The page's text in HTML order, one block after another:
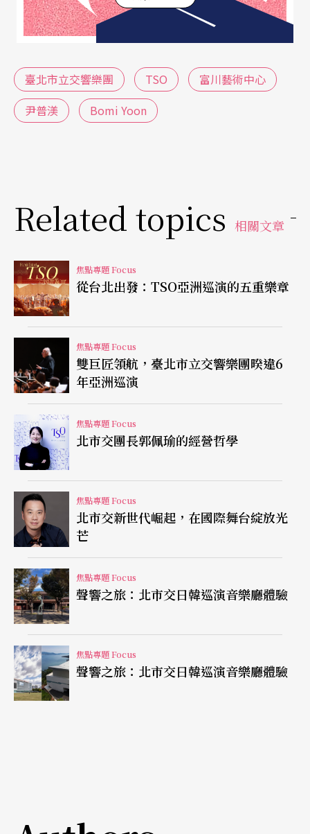
川多年文化耕耘的成果，提供常駐藝術團專屬空
間，也成為亞洲古典音樂交流的重要平台。
跨國合作的文化願景
富川藝術中心節目企劃部經理
彼此學習、共同成長。」TSO的巡演計畫與其理念
不謀而合，促成了這場具象徵意義的合作。
此次演出陣容更被藝術中心視為亞洲古典未來圖像
的縮影，因為由歐洲傳統象徵的殷巴爾執棒、代表
亞洲創新力量的TSO演奏，再加上韓國傳奇鋼琴家
白建宇的參與，構築出橫跨文化、世代與地域的藝
術對話。尹普渼認為：「這種組合不僅僅是一場單
純的音樂會，而是一場能夠展現亞洲藝術水準和深
度的標誌性演出。」
選擇馬勒第5號交響曲，對富川市而言別具意義。根
據尹普渼轉述，早在1990至2000年代，目前駐文化
中心的富川愛樂樂團（Bucheon Philharmonic Orc
hestra）便是韓國第一個完整演出馬勒系列的樂
團，此舉使得這座城市與馬勒的音樂產生了獨特連
結。因此，TSO的演出不僅喚起了市民的回憶，也
讓這座音樂廳的聲學潛力在激情與細膩間被完全展
現。
亞洲文化新連線
未來，富川音樂廳希望以此次合作為起點，推動更
臺北市立交響樂團 TSO
富川藝術中心
尹普渼
Bomi Yoon
Related topics 相關文章
焦點專題 Focus
從台北出發：TSO亞洲巡演的五重樂章
焦點專題 Focus
雙巨匠領航，臺北市立交響樂團暌違6
年亞洲巡演
焦點專題 Focus
北市交團長郭佩瑜的經營哲學
焦點專題 Focus
北市交新世代崛起，在國際舞台綻放光
芒
焦點專題 Focus
聲響之旅：北市交日韓巡演音樂廳體驗
焦點專題 Focus
聲響之旅：北市交日韓巡演音樂廳體驗